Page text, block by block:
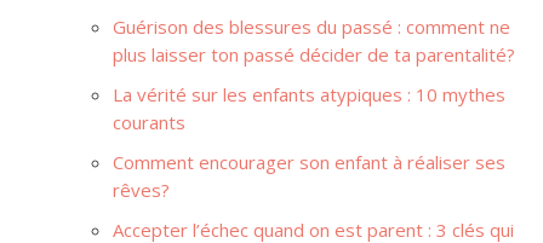
Guérison des blessures du passé : comment ne
plus laisser ton passé décider de ta parentalité?
La vérité sur les enfants atypiques : 10 mythes
courants
Comment encourager son enfant à réaliser ses
rêves?
Accepter l’échec quand on est parent : 3 clés qui